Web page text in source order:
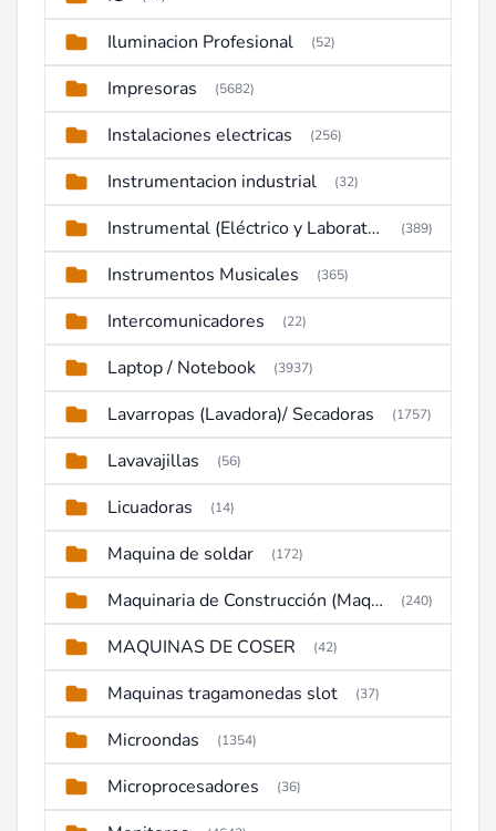
Iluminacion Profesional (52)
Impresoras (5682)
Instalaciones electricas (256)
Instrumentacion industrial (32)
Instrumental (Eléctrico y Laboratorio) (389)
Instrumentos Musicales (365)
Intercomunicadores (22)
Laptop / Notebook (3937)
Lavarropas (Lavadora)/ Secadoras (1757)
Lavavajillas (56)
Licuadoras (14)
Maquina de soldar (172)
Maquinaria de Construcción (Maquinaria Pesada) (240)
MAQUINAS DE COSER (42)
Maquinas tragamonedas slot (37)
Microondas (1354)
Microprocesadores (36)